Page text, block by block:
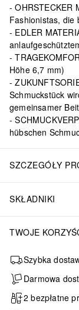
OHRSTECKER
Fashionistas, die
EDLER
Höhe 6,7 mm)
Schmuckstück
gemeinsamer
hübschen
SZCZEGÓŁY
SKŁADNIKI
TWOJE
Szybka
Darmowa
2 bezpłatne